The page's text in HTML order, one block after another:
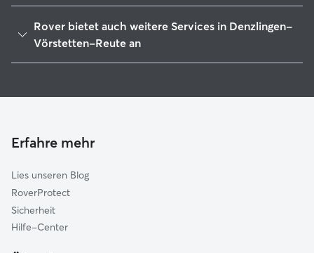
Emmendingen
Freiburg im Breisgau
Kaiserstuhl-Tuniberg
Dreisamtal
Nördlicher Kaiserstuhl
Rover bietet auch weitere Services in Denzlingen-
Vörstetten-Reute an
Hundekindergarten in Denzlingen-Vörstetten-Reute
Erfahre mehr
Lies unseren Blog
RoverProtect
Sicherheit
Hilfe-Center